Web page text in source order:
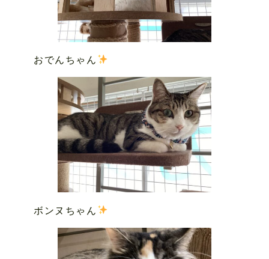
おでんちゃん
ボンヌちゃん